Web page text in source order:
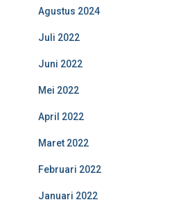
Agustus 2024
Juli 2022
Juni 2022
Mei 2022
April 2022
Maret 2022
Februari 2022
Januari 2022